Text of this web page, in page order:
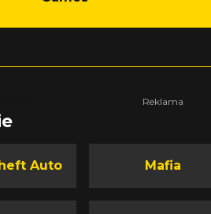
Auto Mafia